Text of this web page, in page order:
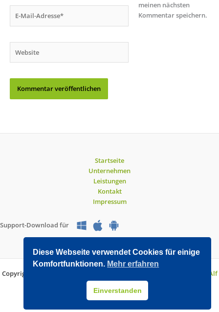
Mail-
meinen nächsten
Kommentar speichern.
Startseite
Unternehmen
Leistungen
Kontakt
Impressum
Support-Download für
Copyright © 2026 O&V DATEC GmbH | Entwickelt mit WordPress von
Alf
Drollinger
Diese Webseite verwendet Cookies für einige
Komfortfunktionen. Mehr erfahren
Einverstanden